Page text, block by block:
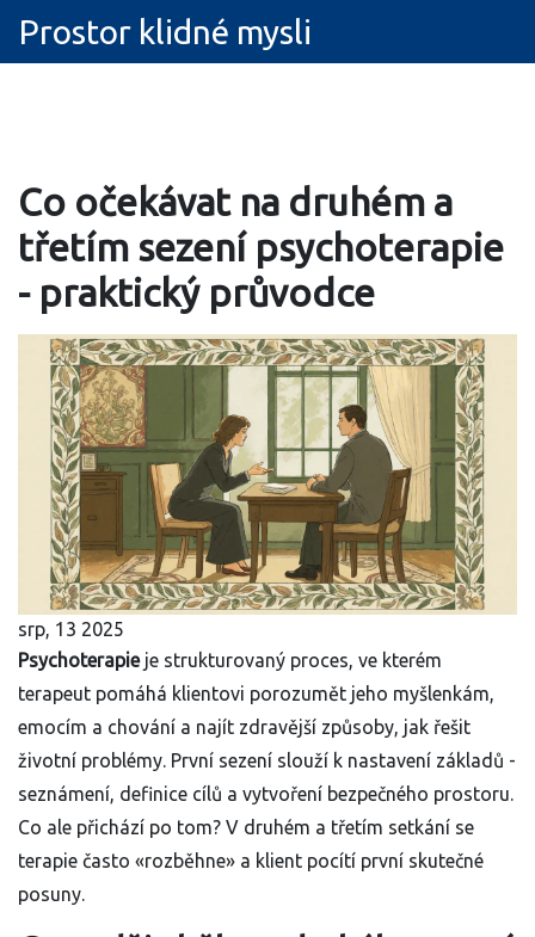
Prostor klidné mysli
Co očekávat na druhém a
třetím sezení psychoterapie
- praktický průvodce
srp, 13 2025
Psychoterapie je strukturovaný proces, ve kterém
terapeut pomáhá klientovi porozumět jeho myšlenkám,
emocím a chování a najít zdravější způsoby, jak řešit
životní problémy. První sezení slouží k nastavení základů -
seznámení, definice cílů a vytvoření bezpečného prostoru.
Co ale přichází po tom? V druhém a třetím setkání se
terapie často «rozběhne» a klient pocítí první skutečné
posuny.